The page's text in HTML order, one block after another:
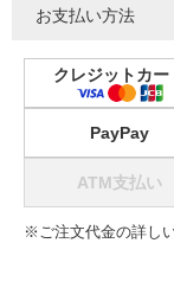
お支払い方法
クレジットカー
PayPay
ATM支払い
※ご注文代金の詳し